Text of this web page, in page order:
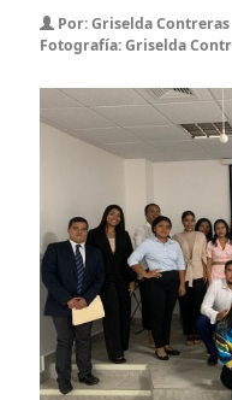
Por: Griselda Contreras
Fotografía: Griselda